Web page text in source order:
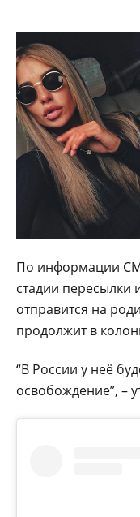
По информации
стадии
отправится на
продолжит в
“В России у неё
освобождение”, –